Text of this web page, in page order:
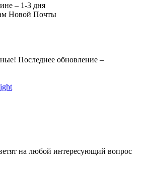
– 1-3 дня
Новой Почты
Последнее обновление –
на любой интересующий вопрос